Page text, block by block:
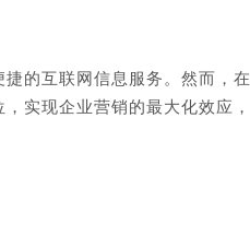
的互联网信息服务。然而，在
实现企业营销的最大化效应，